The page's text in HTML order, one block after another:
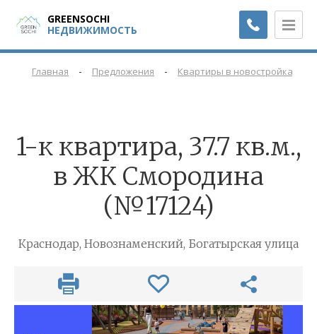
GREENSOCHI
НЕДВИЖИМОСТЬ
Главная - Предложения - Квартиры в новостройках
1-к квартира, 37.7 кв.м.,
в ЖК Смородина
(№17124)
Краснодар, Новознаменский, Богатырская улица